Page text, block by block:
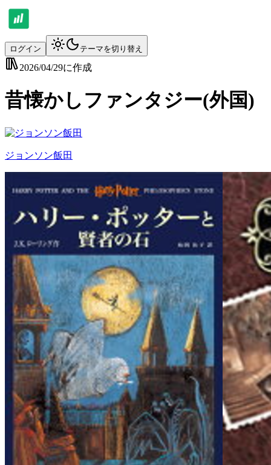
ログイン テーマを切り替え
2026/04/29に作成
昔懐かしファンタジー(外国)
ジョンソン飯田